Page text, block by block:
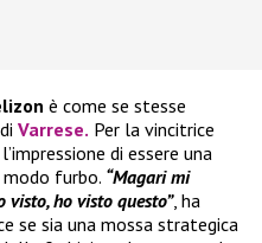
è come se stesse
Varrese. Per la vincitrice
di essere una
modo furbo. “Magari mi
visto, ho visto questo”, ha
se sia una mossa strategica